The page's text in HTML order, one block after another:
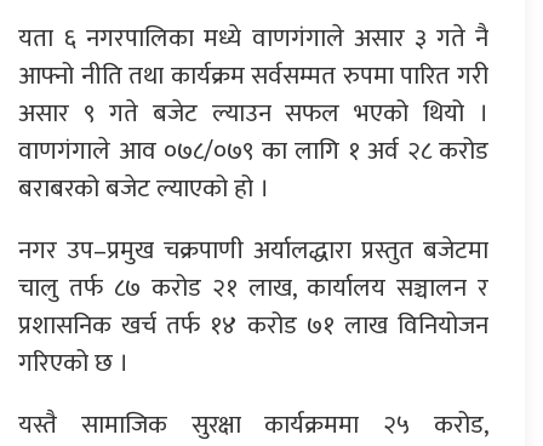
यता ६ नगरपालिका मध्ये वाणगंगाले असार ३ गते नै
आफ्नो नीति तथा कार्यक्रम सर्वसम्मत रुपमा पारित गरी
असार ९ गते बजेट ल्याउन सफल भएको थियो ।
वाणगंगाले आव ०७८/०७९ का लागि १ अर्व २८ करोड
बराबरको बजेट ल्याएको हो ।
नगर उप–प्रमुख चक्रपाणी अर्यालद्धारा प्रस्तुत बजेटमा
चालु तर्फ ८७ करोड २१ लाख, कार्यालय सञ्चालन र
प्रशासनिक खर्च तर्फ १४ करोड ७१ लाख विनियोजन
गरिएको छ ।
यस्तै सामाजिक सुरक्षा कार्यक्रममा २५ करोड,